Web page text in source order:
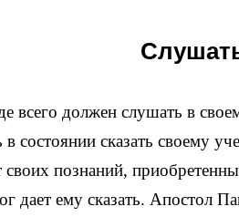
всего должен слушать в
состоянии сказать своему
познаний,
дает ему сказать. Апостол